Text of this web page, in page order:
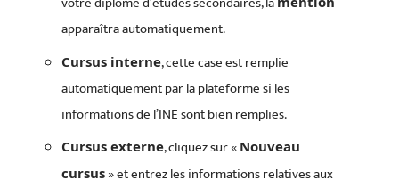
apparaîtra automatiquement.
Cursus interne, cette case est remplie
automatiquement par la plateforme si les
informations de l’INE sont bien remplies.
Cursus externe, cliquez sur « Nouveau
cursus » et entrez les informations relatives aux